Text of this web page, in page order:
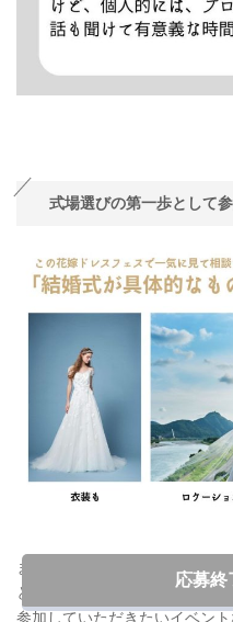
式場選びの第一歩として
まだイメージが湧いていないか
と迷っているおふたりにこそ
参加していただきたいイベン
応募終